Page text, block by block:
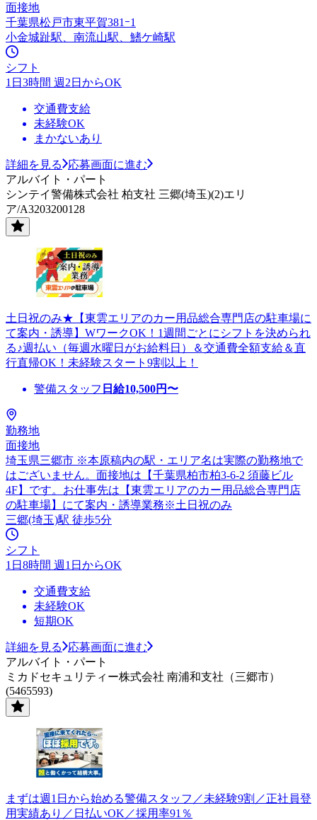
面接地
千葉県松戸市東平賀381ｰ1
小金城趾駅、南流山駅、鰭ケ崎駅
シフト
1日3時間 週2日からOK
交通費支給
未経験OK
まかないあり
詳細を見る
応募画面に進む
アルバイト・パート
シンテイ警備株式会社 柏支社 三郷(埼玉)(2)エリ
ア/A3203200128
土日祝のみ★【東雲エリアのカー用品総合専門店の駐車場に
て案内・誘導】WワークOK！1週間ごとにシフトを決められ
る♪週払い（毎週水曜日がお給料日）＆交通費全額支給＆直
行直帰OK！未経験スタート9割以上！
警備スタッフ 日給10,500円〜
勤務地
面接地
埼玉県三郷市 ※本原稿内の駅・エリア名は実際の勤務地で
はございません。面接地は【千葉県柏市柏3-6-2 須藤ビル
4F】です。お仕事先は【東雲エリアのカー用品総合専門店
の駐車場】にて案内・誘導業務※土日祝のみ
三郷(埼玉)駅 徒歩5分
シフト
1日8時間 週1日からOK
交通費支給
未経験OK
短期OK
詳細を見る
応募画面に進む
アルバイト・パート
ミカドセキュリティー株式会社 南浦和支社（三郷市）
(5465593)
まずは週1日から始める警備スタッフ／未経験9割／正社員登
用実績あり／日払いOK／採用率91％